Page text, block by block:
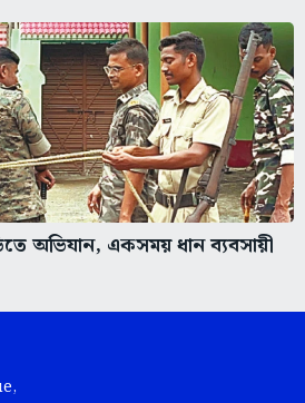
অভিযান, একসময় ধান ব্যবসায়ী